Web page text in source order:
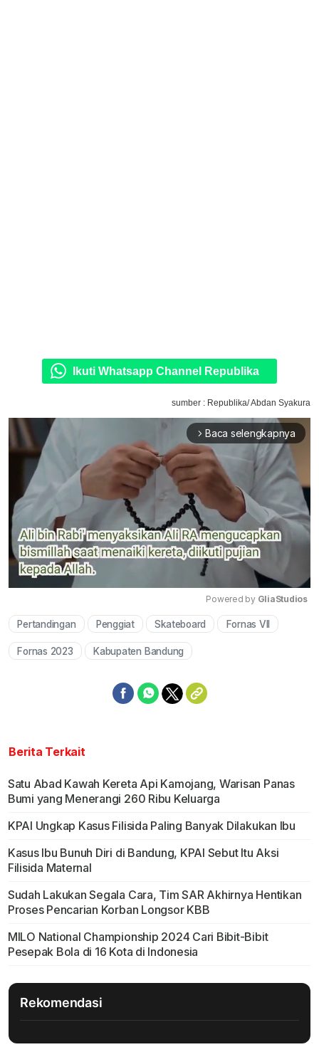
Ikuti Whatsapp Channel Republika
sumber : Republika/ Abdan Syakura
arrow_forward_ios Baca selengkapnya
Mute
Powered by GliaStudios
Pertandingan Penggiat Skateboard Fornas VII
Fornas 2023 Kabupaten Bandung
Berita Terkait
Satu Abad Kawah Kereta Api Kamojang, Warisan Panas
Bumi yang Menerangi 260 Ribu Keluarga
KPAI Ungkap Kasus Filisida Paling Banyak Dilakukan Ibu
Kasus Ibu Bunuh Diri di Bandung, KPAI Sebut Itu Aksi
Filisida Maternal
Sudah Lakukan Segala Cara, Tim SAR Akhirnya Hentikan
Proses Pencarian Korban Longsor KBB
MILO National Championship 2024 Cari Bibit-Bibit
Pesepak Bola di 16 Kota di Indonesia
Rekomendasi